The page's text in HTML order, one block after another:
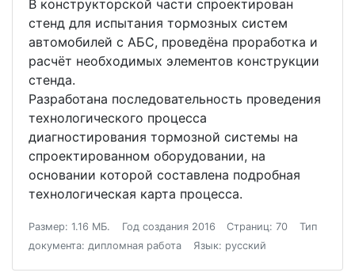
В конструкторской части спроектирован
стенд для испытания тормозных систем
автомобилей с АБС, проведёна проработка и
расчёт необходимых элементов конструкции
стенда.
Разработана последовательность проведения
технологического процесса
диагностирования тормозной системы на
спроектированном оборудовании, на
основании которой составлена подробная
технологическая карта процесса.
Размер: 1.16 МБ. Год создания 2016 Страниц: 70
Тип
документа: дипломная работа
Язык: русский